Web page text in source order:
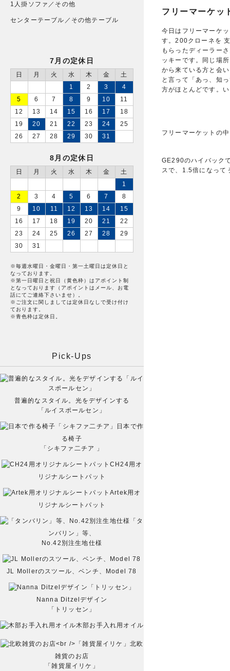
フリーマーケッ
今日はフリーマーケ
す。200クローネを
もらったディーラー
ッキーです。同じ場
から来ている方と会
と言って「あっ、知
方がほとんどです。
フリーマーケットの
GE290のハイバック
スで、1.5倍になって
1人掛ソファ／その他
センターテーブル／その他テーブル
7月の定休日
日 月 火 水 木 金
土
1
2 3
4
5
6 7 8 9 10
11
12
13 14 15 16 17
18
19
20 21 22 23 24
25
26
27 28 29 30 31
8月の定休日
日 月 火 水 木 金
土
1
2
3 4 5 6 7
8
9
10 11 12 13 14
15
16
17 18 19 20 21
22
23
24 25 26 27 28
29
30
31
※毎週水曜日・金曜日・第一土曜日は定休日と
なっております。
※第一日曜日と祝日（黄色枠）はアポイント制
となっております（アポイントはメール、お電
話にてご連絡下さいませ）。
※ご注文に関しましては定休日なしで受け付け
ております。
※青色枠は定休日。
Pick-Ups
普遍的なスタイル。光をデザインする
「ルイスポールセン」
日本で作
る椅子
「シキファ二チア 」
CH24用オ
リジナルシートパット
Artek用オ
リジナルシートパット
「タ
ンバリン」等、
No.42別注生地仕様
JL Mollerのスツール、ベンチ、Model 78
Nanna Ditzelデザイン
「トリッセン」
木部お手入れ用オイル
北欧
雑貨のお店
「雑貨屋イリケ」